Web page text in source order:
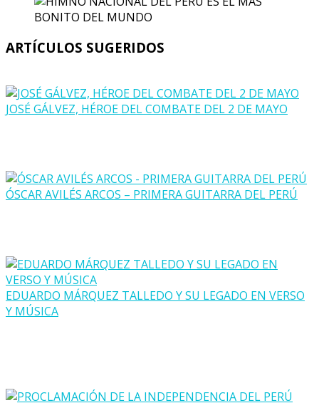
ARTÍCULOS SUGERIDOS
JOSÉ GÁLVEZ, HÉROE DEL COMBATE DEL 2 DE MAYO
ÓSCAR AVILÉS ARCOS – PRIMERA GUITARRA DEL PERÚ
EDUARDO MÁRQUEZ TALLEDO Y SU LEGADO EN VERSO
Y MÚSICA